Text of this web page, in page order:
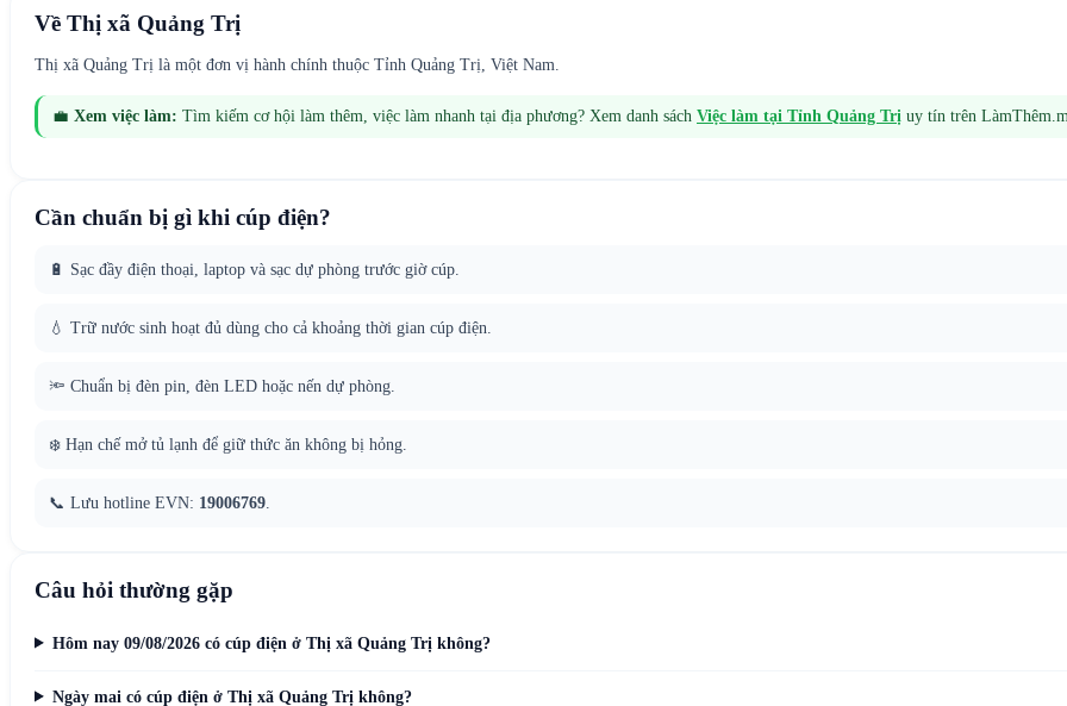
Về Thị xã Quảng Trị
Thị xã Quảng Trị là một đơn vị hành chính thuộc Tỉnh Quảng Trị, Việt Nam.
💼 Xem việc làm: Tìm kiếm cơ hội làm thêm, việc làm nhanh tại địa phương? Xem danh sách Việc làm tại Tỉnh Quảng Trị uy tín trên
Cần chuẩn bị gì khi cúp điện?
🔋 Sạc đầy điện thoại, laptop và sạc dự phòng trước giờ cúp.
💧 Trữ nước sinh hoạt đủ dùng cho cả khoảng thời gian cúp điện.
🔦 Chuẩn bị đèn pin, đèn LED hoặc nến dự phòng.
❄️ Hạn chế mở tủ lạnh để giữ thức ăn không bị hỏng.
📞 Lưu hotline EVN: 19006769
Câu hỏi thường gặp
Hôm nay 09/08/2026 có cúp điện ở Thị xã Quảng Trị không?
Ngày mai có cúp điện ở Thị xã Quảng Trị không?